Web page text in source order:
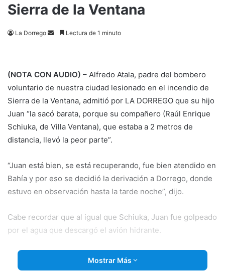
Sierra de la Ventana
La Dorrego
SendLectura de 1 minuto
(NOTA CON AUDIO) – Alfredo Atala, padre del bombero
voluntario de nuestra ciudad lesionado en el incendio de
Sierra de la Ventana, admitió por LA DORREGO que su hijo
Juan “la sacó barata, porque su compañero (Raúl Enrique
Schiuka, de Villa Ventana), que estaba a 2 metros de
distancia, llevó la peor parte”.
“Juan está bien, se está recuperando, fue bien atendido en
Bahía y por eso se decidió la derivación a Dorrego, donde
estuvo en observación hasta la tarde noche”, dijo.
Cabe recordar que al igual que Schiuka, Juan fue golpeado
por el agua que descargó el avión hidrante.
El bombero sufrió un traumatismo de cráneo leve con
pérdida de conocimiento y fue atendido inicialmente en el
Mostrar Más